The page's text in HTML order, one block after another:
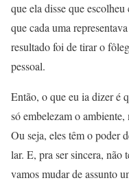
que ela disse que
que cada uma
resultado foi de tirar o
pessoal.
Então, o que eu ia dizer é
só embelezam o
Ou seja, eles têm o poder
lar. E, pra ser sincera, não
vamos mudar de assunto